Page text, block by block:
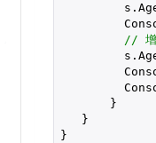
// 增
       }
   }
}